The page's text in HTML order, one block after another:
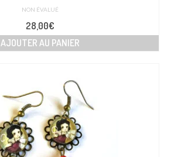
NON ÉVALUÉ
28,00€
AJOUTER AU PANIER